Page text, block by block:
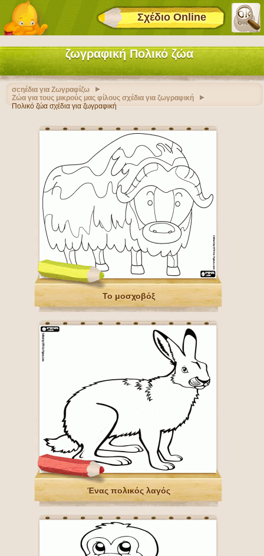
Σχέδιο Online
ζωγραφική Πολικό ζώα
σcηέδια για Ζωγραφίζω
Ζώα για τους μικρούς μας φίλους σχέδια για ζωγραφική
Πολικό ζώα σχέδια για ζωγραφική
Το μοσχοβόξ
Ένας πολικός λαγός